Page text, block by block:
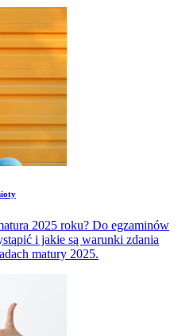
2025 roku? Do egzaminów
i jakie są warunki zdania
matury 2025.